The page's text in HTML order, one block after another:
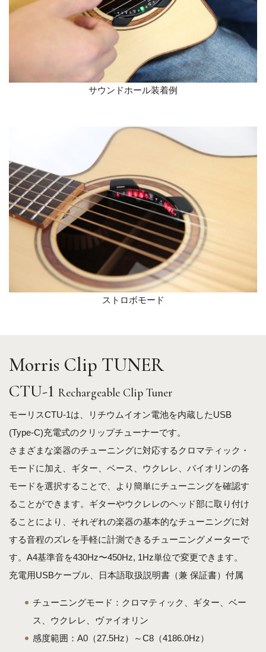
サウンドホール装着例
ストロボモード
Morris Clip TUNER
CTU-1 Rechargeable Clip Tuner
モーリスCTU-1は、リチウムイオン電池を内蔵したUSB
(Type-C)充電式のクリップチューナーです。
さまざまな楽器のチューニングに対応するクロマティック・
モードに加え、ギター、ベース、ウクレレ、バイオリンの各
モードを選択することで、より簡単にチューニングを確認す
ることができます。ギターやウクレレのヘッド部に取り付け
ることにより、それぞれの楽器の基本的なチューニングに対
する音程のズレを手軽に計測できるチューニングメーターで
す。A4基準音を430Hz〜450Hz, 1Hz単位で変更できます。
充電用USBケーブル、日本語取扱説明書（兼 保証書）付属
チューニングモード：クロマティック、ギター、ベー
ス、ウクレレ、ヴァイオリン
感度範囲：A0（27.5Hz）～C8（4186.0Hz）